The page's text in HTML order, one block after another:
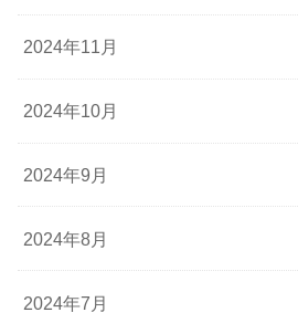
2024年11月
2024年10月
2024年9月
2024年8月
2024年7月